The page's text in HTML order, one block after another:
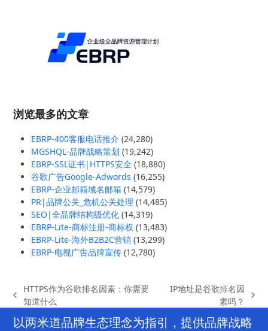
浏览最多的文章
EBRP-400客服电话推介 (24,280)
MGSHQL-品牌战略策划 (19,242)
EBRP-SSL证书|HTTPS安全 (18,880)
谷歌广告Google-Adwords (16,255)
EBRP-企业邮箱域名邮箱 (14,579)
PR|品牌公关_危机公关处理 (14,485)
SEO|全品牌结构级优化 (14,319)
EBRP-Lite-商标注册-商标权 (13,483)
EBRP-Lite-海外B2B2C营销 (13,299)
EBRP-电视广告品牌宣传 (12,780)
previous
HTTPS作为谷歌排名因素：你需要
知道什么
IP地址是谷歌排名因
素吗？
以两米道品牌生态理念为指引，提供品牌战略